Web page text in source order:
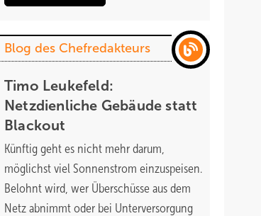
Blog des Chefredakteurs
Timo Leukefeld:
Netzdienliche Gebäude statt
Blackout
Künftig geht es nicht mehr darum,
möglichst viel Sonnenstrom einzuspeisen.
Belohnt wird, wer Überschüsse aus dem
Netz abnimmt oder bei Unterversorgung